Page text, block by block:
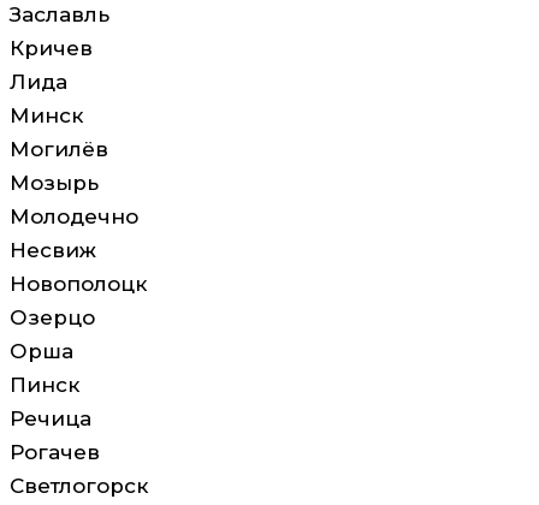
Заславль
Кричев
Лида
Минск
Могилёв
Мозырь
Молодечно
Несвиж
Новополоцк
Озерцо
Орша
Пинск
Речица
Рогачев
Светлогорск